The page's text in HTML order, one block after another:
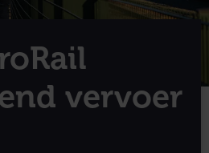
vervoer